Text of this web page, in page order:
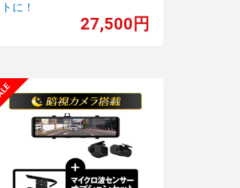
トに！
27,500円